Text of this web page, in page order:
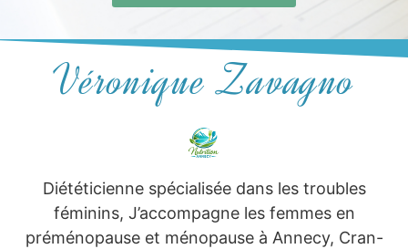
Véronique Zavagno
Diététicienne spécialisée dans les troubles
féminins, J’accompagne les femmes en
préménopause et ménopause à Annecy, Cran-